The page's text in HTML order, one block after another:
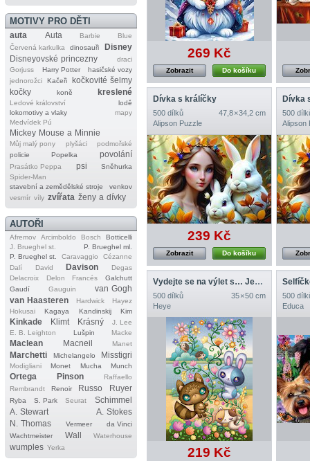
MOTIVY PRO DĚTI
auta Auta Barbie
Blue
Červená karkulka
dinosauři
Disney
Disneyovské princezny
draci
Gorjuss
Harry Potter
hasičské vozy
jednorožci
Kačeři
kočkovité šelmy
kočky
koně kreslené
Ledové království
lodě
lokomotivy a vlaky
mapy
Medvídek Pú
Mickey Mouse a Minnie
Můj malý pony plyšáci
podmořské
policie
Popelka povolání
Prasátko Peppa psi
Sněhurka
Spider‐Man
stavební a zemědělské stroje
venkov
vesmír víly zvířata ženy a dívky
AUTOŘI
Afremov Arcimboldo Bosch
Botticelli
J. Brueghel st.
P. Brueghel ml.
P. Brueghel st.
Caravaggio
Cézanne
Dalí
David Davison
Degas
Delacroix
Delon Francés
Galchutt
Gaudí
Gauguin
van Gogh
van Haasteren
Hardwick
Hayez
Hokusai
Kagaya Kandinskij Kim
Kinkade Klimt Krásný
J. Lee
E. B. Leighton
Lušpin Macke
Maclean Macneil Manet
Marchetti Michelangelo Misstigri
Modigliani Monet Mucha Munch
Ortega Pinson
Raffaello
Rembrandt
Renoir Russo Ruyer
Ryba S. Park Seurat
Schimmel
A. Stewart
A. Stokes
N. Thomas
Vermeer
da Vinci
Wachtmeister
Wall Waterhouse
wumples Yerka
269 Kč
Do košíku
Zobrazit
Dívka s králíčky
500 dílků
47,8 × 34,2 cm
Alipson Puzzle
239 Kč
Do košíku
Zobrazit
Dívka
500
Alipson
Vydejte se na výlet s… Jeremiahem Ketnerem
500 dílků
35 × 50 cm
Heye
219 Kč
500
Educa